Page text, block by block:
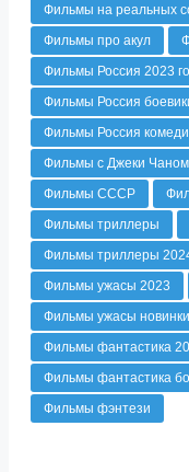
Фильмы на реальных
Фильмы про акул
Фильмы Россия 2023
Фильмы Россия
Фильмы Россия
Фильмы с Джеки Чаном
Фильмы СССР
Фильмы триллеры
Фильмы триллеры
Фильмы ужасы 2023
Фильмы ужасы новинки
Фильмы фантастика
Фильмы фантастика
Фильмы фэнтези